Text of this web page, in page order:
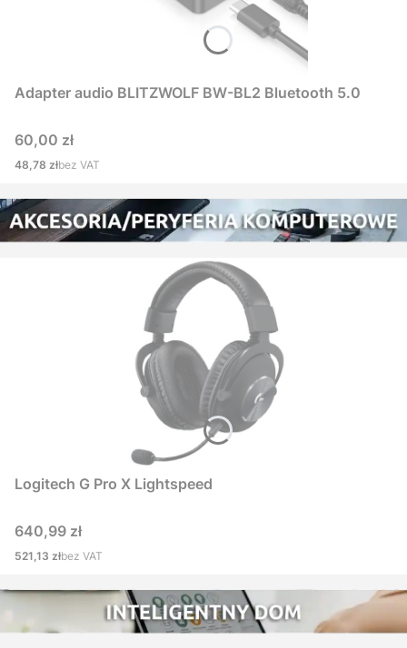
Adapter audio BLITZWOLF BW-BL2 Bluetooth 5.0
Cena
60,00 zł
Cena
48,78 złbez VAT
Logitech G Pro X Lightspeed
Cena
640,99 zł
Cena
521,13 złbez VAT